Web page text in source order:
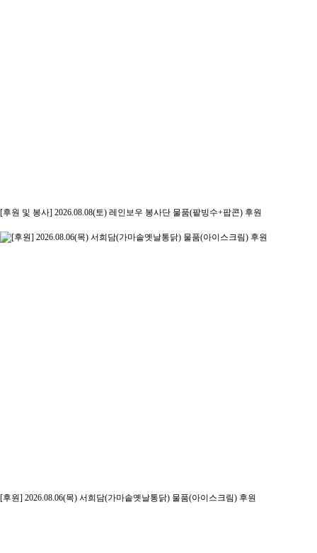
[후원 및 봉사] 2026.08.08(토) 레인보우 봉사단 물품(팥빙수+팝콘) 후원
[후원] 2026.08.06(목) 서희담(가마솥옛날통닭) 물품(아이스크림) 후원